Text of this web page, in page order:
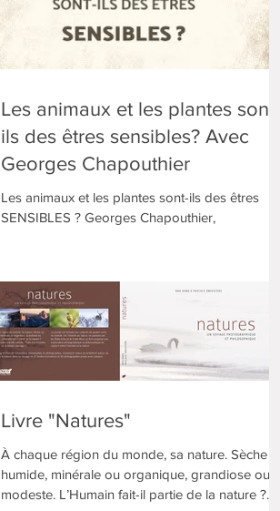
Les animaux et les plantes sont-
ils des êtres sensibles? Avec
Georges Chapouthier
Les animaux et les plantes sont-ils des êtres
SENSIBLES ? Georges Chapouthier,
Livre "Natures"
À chaque région du monde, sa nature. Sèche ou
humide, minérale ou organique, grandiose ou
modeste. L’Humain fait-il partie de la nature ?...